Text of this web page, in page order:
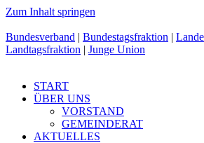
Zum Inhalt springen
Bundesverband | Bundestagsfraktion |
Landtagsfraktion | Junge Union
START
ÜBER UNS
VORSTAND
GEMEINDERAT
AKTUELLES